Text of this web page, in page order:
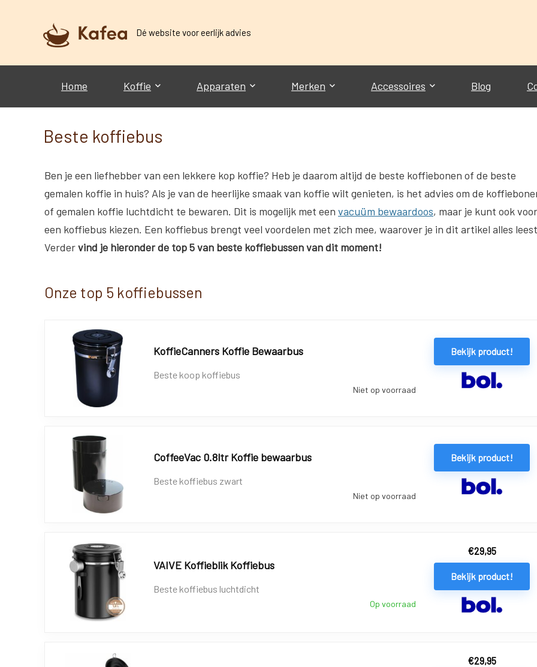
Dé website voor eerlijk advies
Home Koffie Apparaten Merken Accessoires Blog
Beste koffiebus
Ben je een liefhebber van een lekkere kop koffie? Heb je daarom altijd de beste koffiebonen of de beste
gemalen koffie in huis? Als je van de heerlijke smaak van koffie wilt genieten, is het advies om de
of gemalen koffie luchtdicht te bewaren. Dit is mogelijk met een vacuüm bewaardoos, maar je kunt ook voor
een koffiebus kiezen. Een koffiebus brengt veel voordelen met zich mee, waarover je in dit artikel alles
Verdervind je hieronder de top 5 van beste koffiebussen van dit moment!
Onze top 5 koffiebussen
KoffieCanners Koffie Bewaarbus
Beste koop koffiebus
Niet op voorraad
Bekijk product!
CoffeeVac 0.8ltr Koffie bewaarbus
Beste koffiebus zwart
Niet op voorraad
Bekijk product!
VAIVE Koffieblik Koffiebus
Beste koffiebus luchtdicht
Op voorraad
€29,95
Bekijk product!
€29,95